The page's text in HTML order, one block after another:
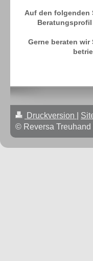
Auf den folgenden
Gerne beraten
Druckversion
© Reversa Treuhand